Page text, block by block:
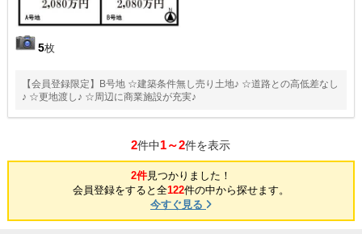
5枚
【会員登録限定】B号地 ☆建築条件無し売り土地♪ ☆道路との高低差なし
♪ ☆更地渡し♪ ☆周辺に商業施設が充実♪
2件中1～2件を表示
2件見つかりました！
会員登録をすると全122件の中から探せます。
今すぐ見る